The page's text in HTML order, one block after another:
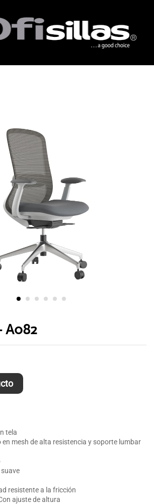
A082
tela
en mesh de alta resistencia y soporte lumbar
resistente a la fricción
ajuste de altura